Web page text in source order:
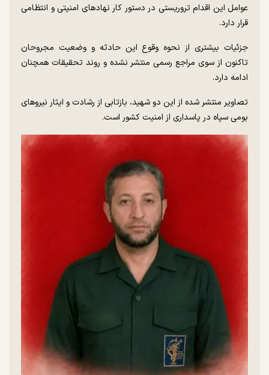
عوامل این اقدام تروریستی در دستور کار نهاد‌های امنیتی و انتظامی
قرار دارد.
جزئیات بیشتری از نحوه وقوع این حادثه و وضعیت مجروحان
تاکنون از سوی مراجع رسمی منتشر نشده و روند تحقیقات همچنان
ادامه دارد.
تصاویر منتشر شده از این دو شهید، بازتابی از رشادت و ایثار نیرو‌های
بومی سپاه در پاسداری از امنیت کشور است.